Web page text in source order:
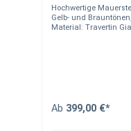
Hochwertige
Gelb- und
Material: Travertin
fachgerechte
dringend empfohlen.
Ab 399,00 €*